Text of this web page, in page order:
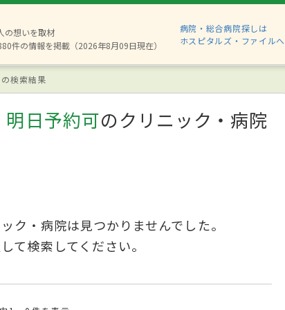
の想いを取材
件の情報を掲載（2026年8月09日現在）
病院・総合病院探しは
ホスピタルズ・ファイルへ
検索結果
日予約可のクリニック・病院
ク・病院は見つかりませんでした。
て検索してください。